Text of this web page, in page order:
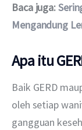
Baca juga:
Mengandung
Apa itu
Baik GERD
oleh setiap
gangguan